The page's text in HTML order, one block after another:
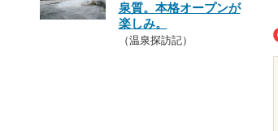
泉質。本格オープンが
楽しみ。
（温泉探訪記）